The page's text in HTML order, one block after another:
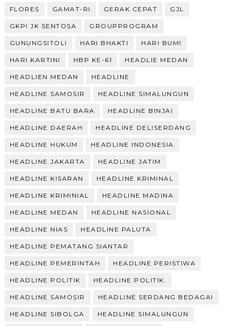
FLORES GAMAT-RI GERAK CEPAT GJL
GKPI JK SENTOSA GROUPPROGRAM
GUNUNGSITOLI HARI BHAKTI HARI BUMI
HARI KARTINI HBP KE-61 HEADLIE MEDAN
HEADLIEN MEDAN HEADLINE
HEADLINE SAMOSIR HEADLINE SIMALUNGUN
HEADLINE BATU BARA HEADLINE BINJAI
HEADLINE DAERAH HEADLINE DELISERDANG
HEADLINE HUKUM HEADLINE INDONESIA
HEADLINE JAKARTA HEADLINE JATIM
HEADLINE KISARAN HEADLINE KRIMINAL
HEADLINE KRIMINIAL HEADLINE MADINA
HEADLINE MEDAN HEADLINE NASIONAL
HEADLINE NIAS HEADLINE PALUTA
HEADLINE PEMATANG SIANTAR
HEADLINE PEMERINTAH HEADLINE PERISTIWA
HEADLINE POLITIK HEADLINE POLITIK.
HEADLINE SAMOSIR HEADLINE SERDANG BEDAGAI
HEADLINE SIBOLGA HEADLINE SIMALUNGUN